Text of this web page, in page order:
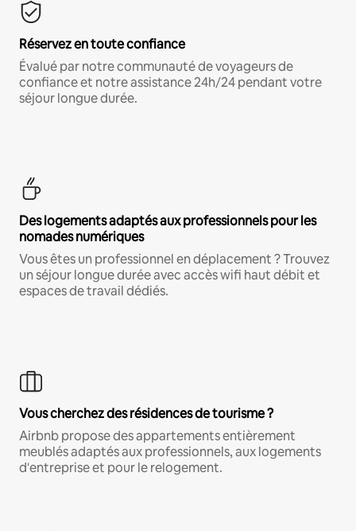
Réservez en toute confiance
Évalué par notre communauté de voyageurs de
confiance et notre assistance 24h/24 pendant votre
séjour longue durée.
Des logements adaptés aux professionnels pour les
nomades numériques
Vous êtes un professionnel en déplacement ? Trouvez
un séjour longue durée avec accès wifi haut débit et
espaces de travail dédiés.
Vous cherchez des résidences de tourisme ?
Airbnb propose des appartements entièrement
meublés adaptés aux professionnels, aux logements
d'entreprise et pour le relogement.